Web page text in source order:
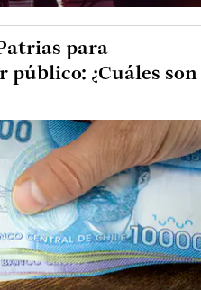
para
público: ¿Cuáles son